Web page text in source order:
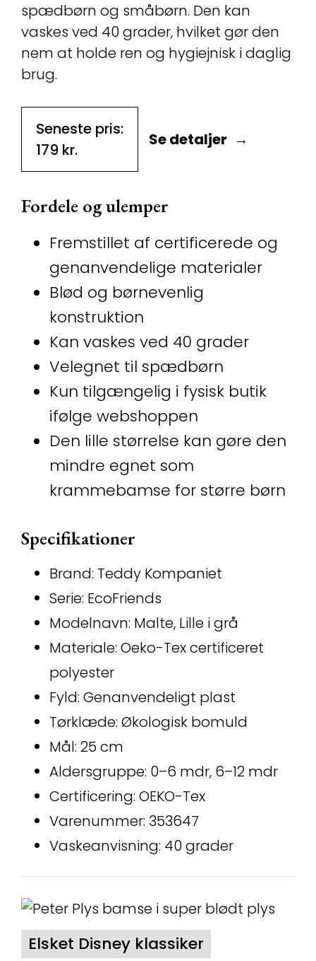
spædbørn og småbørn. Den kan
vaskes ved 40 grader, hvilket gør den
nem at holde ren og hygiejnisk i daglig
brug.
Fordele og ulemper
Fremstillet af certificerede og
genanvendelige materialer
Blød og børnevenlig
konstruktion
Kan vaskes ved 40 grader
Velegnet til spædbørn
Kun tilgængelig i fysisk butik
ifølge webshoppen
Den lille størrelse kan gøre den
mindre egnet som
krammebamse for større børn
Specifikationer
Brand: Teddy Kompaniet
Serie: EcoFriends
Modelnavn: Malte, Lille i grå
Materiale: Oeko-Tex certificeret
polyester
Fyld: Genanvendeligt plast
Tørklæde: Økologisk bomuld
Mål: 25 cm
Aldersgruppe: 0–6 mdr, 6–12 mdr
Certificering: OEKO-Tex
Varenummer: 353647
Vaskeanvisning: 40 grader
Seneste pris:
179 kr.
Se detaljer
Elsket Disney klassiker